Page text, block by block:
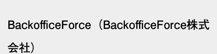
BackofficeForce（BackofficeForce株式
会社）